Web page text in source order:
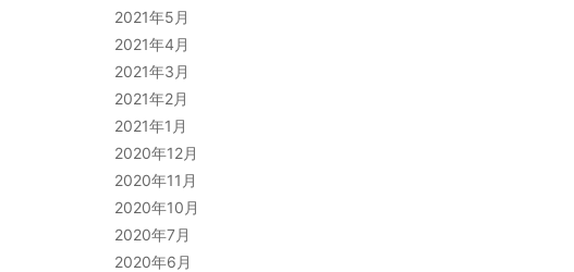
2021年5月
2021年4月
2021年3月
2021年2月
2021年1月
2020年12月
2020年11月
2020年10月
2020年7月
2020年6月